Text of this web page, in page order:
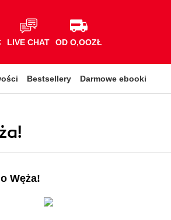
LIVE CHAT OD O,OOZŁ
Bestsellery Darmowe ebooki
Węża!